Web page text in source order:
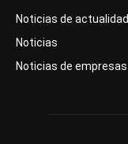
Noticias de actualidad
Noticias
Noticias de empresas